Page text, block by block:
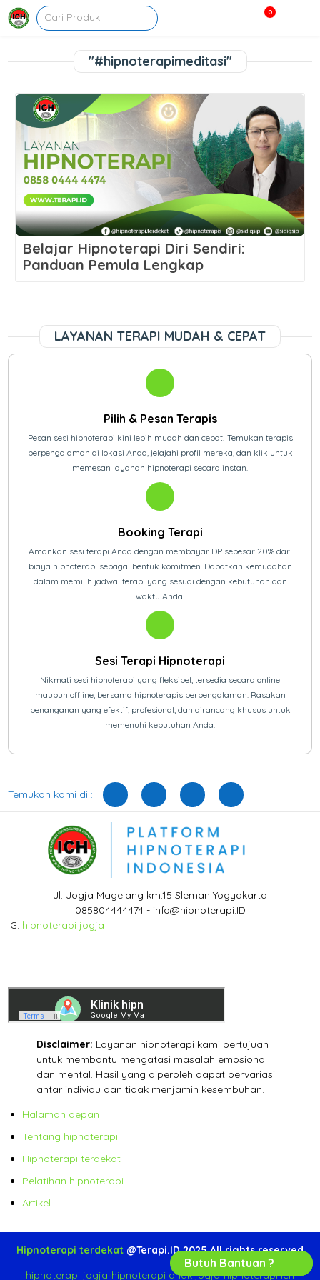
0
"#hipnoterapimeditasi"
Belajar Hipnoterapi Diri Sendiri:
Panduan Pemula Lengkap
LAYANAN TERAPI MUDAH & CEPAT
Pilih & Pesan Terapis
Pesan sesi hipnoterapi kini lebih mudah dan cepat! Temukan terapis
berpengalaman di lokasi Anda, jelajahi profil mereka, dan klik untuk
memesan layanan hipnoterapi secara instan.
Booking Terapi
Amankan sesi terapi Anda dengan membayar DP sebesar 20% dari
biaya hipnoterapi sebagai bentuk komitmen. Dapatkan kemudahan
dalam memilih jadwal terapi yang sesuai dengan kebutuhan dan
waktu Anda.
Sesi Terapi Hipnoterapi
Nikmati sesi hipnoterapi yang fleksibel, tersedia secara online
maupun offline, bersama hipnoterapis berpengalaman. Rasakan
penanganan yang efektif, profesional, dan dirancang khusus untuk
memenuhi kebutuhan Anda.
Temukan kami di :
Jl. Jogja Magelang km.15 Sleman Yogyakarta
085804444474 - info@hipnoterapi.ID
IG: hipnoterapi jogja
Disclaimer: Layanan hipnoterapi kami bertujuan
untuk membantu mengatasi masalah emosional
dan mental. Hasil yang diperoleh dapat bervariasi
antar individu dan tidak menjamin kesembuhan.
Halaman depan
Tentang hipnoterapi
Hipnoterapi terdekat
Pelatihan hipnoterapi
Artikel
Hipnoterapi terdekat @Terapi.ID 2025 All rights reserved
hipnoterapi jogja-hipnoterapi anak jogja-hipnoterapi ich
Butuh Bantuan ?